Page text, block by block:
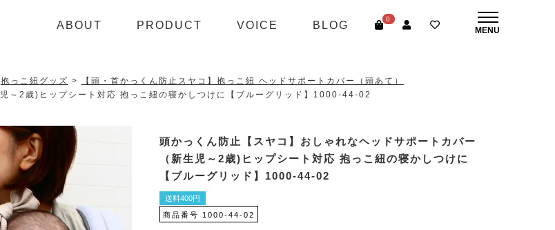
ABOUT PRODUCT VOICE BLOG
0
抱っこ紐グッズ
【頭・首かっくん防止スヤコ】抱っこ紐 ヘッドサポートカバー（頭あて）
～2歳)ヒップシート対応 抱っこ紐の寝かしつけに【ブルーグリッド】1000-44-02
頭かっくん防止【スヤコ】おしゃれなヘッドサポートカバー
（新生児～2歳)ヒップシート対応 抱っこ紐の寝かしつけに
【ブルーグリッド】1000-44-02
送料400円
商品番号
1000-44-02